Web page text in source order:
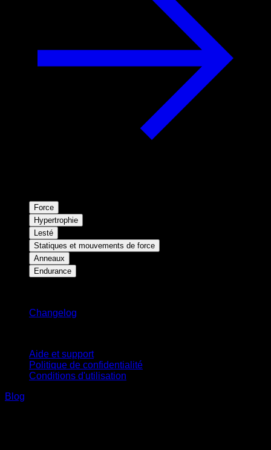
Force
Hypertrophie
Lesté
Statiques et mouvements de force
Anneaux
Endurance
Changelog
Aide et support
Politique de confidentialité
Conditions d'utilisation
Blog